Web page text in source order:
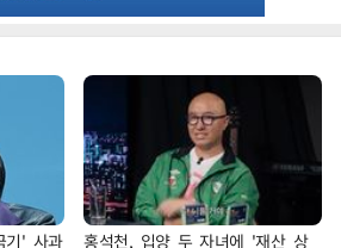
기' 사과 홍석천, 입양 두 자녀에 '재산 상